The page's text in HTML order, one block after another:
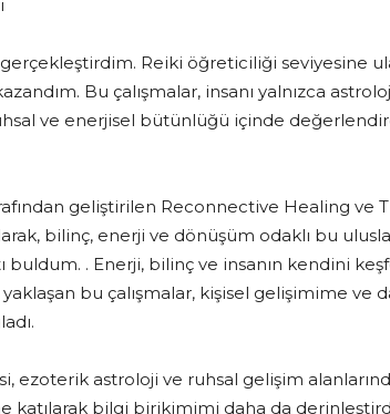
Reiki öğreticiliği seviyesine
Bu çalışmalar, insanı yalnızca
ve enerjisel bütünlüğü içinde
geliştirilen Reconnective Healing ve
bilinç, enerji ve dönüşüm odaklı bu
buldum. . Enerji, bilinç ve insanın kendini
bu çalışmalar, kişisel gelişimime ve
ezoterik astroloji ve ruhsal gelişim
katılarak bilgi birikimimi daha da